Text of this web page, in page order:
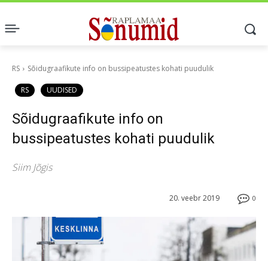
RS Sõidugraafikute info on bussipeatustes kohati puudulik
RS UUDISED
Sõidugraafikute info on
bussipeatustes kohati puudulik
Siim Jõgis
0
20. veebr 2019